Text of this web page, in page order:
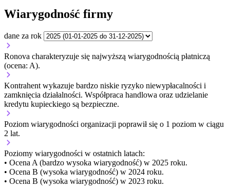
Wiarygodność firmy
dane za rok
Ronova charakteryzuje się najwyższą wiarygodnością płatniczą
(ocena: A).
Kontrahent wykazuje bardzo niskie ryzyko niewypłacalności i
zamknięcia działalności. Współpraca handlowa oraz udzielanie
kredytu kupieckiego są bezpieczne.
Poziom wiarygodności organizacji poprawił się o 1 poziom w ciągu
2 lat.
Poziomy wiarygodności w ostatnich latach:
• Ocena A (bardzo wysoka wiarygodność) w 2025 roku.
• Ocena B (wysoka wiarygodność) w 2024 roku.
• Ocena B (wysoka wiarygodność) w 2023 roku.